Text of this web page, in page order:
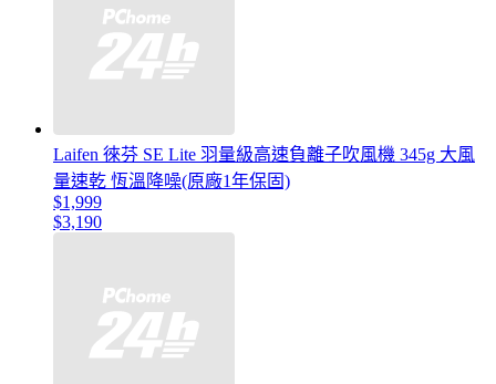
Laifen 徠芬 SE Lite 羽量級高速負離子吹風機 345g 大風
量速乾 恆溫降噪(原廠1年保固)
$1,999
$3,190